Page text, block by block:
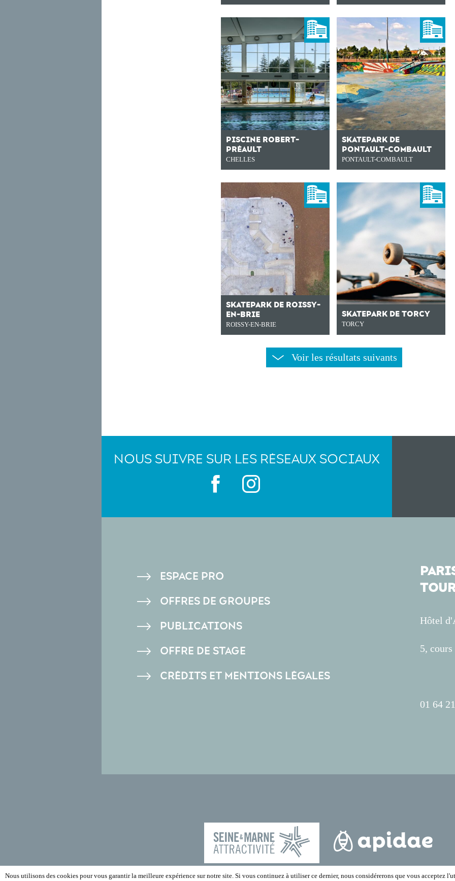
PISCINE ROBERT-
PRÉAULT
CHELLES
SKATEPARK DE
PONTAULT-COMBAULT
PONTAULT-COMBAULT
SKATEPARK DE ROISSY-
EN-BRIE
ROISSY-EN-BRIE
SKATEPARK DE TORCY
TORCY
Voir les résultats suivants
NOUS SUIVRE SUR LES RÉSEAUX SOCIAUX
PIED
DE
ESPACE PRO
OFFRES DE GROUPES
PUBLICATIONS
OFFRE DE STAGE
CRÉDITS ET MENTIONS LÉGALES
Hôtel
5,
01 64
Nous utilisons des cookies pour vous garantir la meilleure expérience sur notre site. Si vous continuez à utiliser ce dernier, nous considérerons que vous acceptez